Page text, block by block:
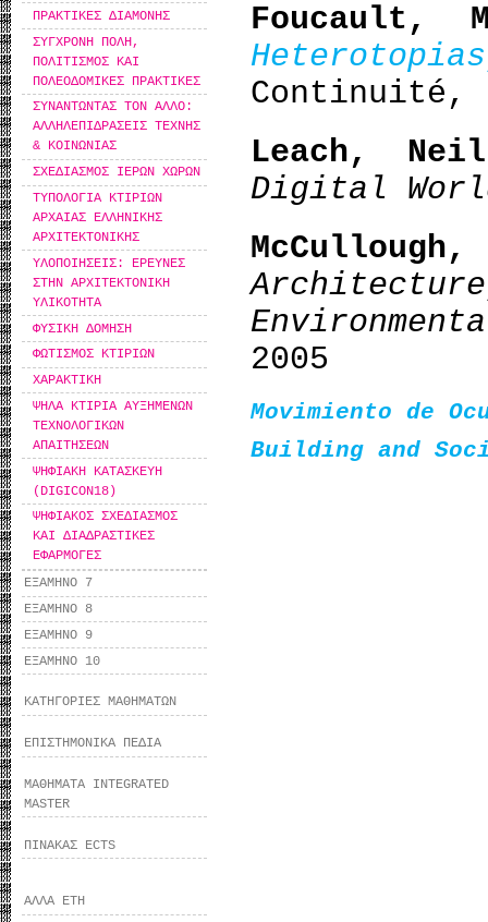
ΠΡΑΚΤΙΚΕΣ ΔΙΑΜΟΝΗΣ
ΣΥΓΧΡΟΝΗ ΠΟΛΗ,
ΠΟΛΙΤΙΣΜΟΣ ΚΑΙ
ΠΟΛΕΟΔΟΜΙΚΕΣ ΠΡΑΚΤΙΚΕΣ
ΣΥΝΑΝΤΩΝΤΑΣ ΤΟΝ ΑΛΛΟ:
ΑΛΛΗΛΕΠΙΔΡΑΣΕΙΣ ΤΕΧΝΗΣ
& ΚΟΙΝΩΝΙΑΣ
ΣΧΕΔΙΑΣΜΟΣ ΙΕΡΩΝ ΧΩΡΩΝ
ΤΥΠΟΛΟΓΙΑ ΚΤΙΡΙΩΝ
ΑΡΧΑΙΑΣ ΕΛΛΗΝΙΚΗΣ
ΑΡΧΙΤΕΚΤΟΝΙΚΗΣ
ΥΛΟΠΟΙΗΣΕΙΣ: ΕΡΕΥΝΕΣ
ΣΤΗΝ ΑΡΧΙΤΕΚΤΟΝΙΚΗ
ΥΛΙΚΟΤΗΤΑ
ΦΥΣΙΚΗ ΔΟΜΗΣΗ
ΦΩΤΙΣΜΟΣ ΚΤΙΡΙΩΝ
ΧΑΡΑΚΤΙΚΗ
ΨΗΛΑ ΚΤΙΡΙΑ ΑΥΞΗΜΕΝΩΝ
ΤΕΧΝΟΛΟΓΙΚΩΝ
ΑΠΑΙΤΗΣΕΩΝ
ΨΗΦΙΑΚΗ ΚΑΤΑΣΚΕΥΗ
(DIGICON18)
ΨΗΦΙΑΚΟΣ ΣΧΕΔΙΑΣΜΟΣ
ΚΑΙ ΔΙΑΔΡΑΣΤΙΚΕΣ
ΕΦΑΡΜΟΓΕΣ
ΕΞΑΜΗΝΟ 7
ΕΞΑΜΗΝΟ 8
ΕΞΑΜΗΝΟ 9
ΕΞΑΜΗΝΟ 10
ΚΑΤΗΓΟΡΙΕΣ ΜΑΘΗΜΑΤΩΝ
ΕΠΙΣΤΗΜΟΝΙΚΑ ΠΕΔΙΑ
ΜΑΘΗΜΑΤΑ INTEGRATED
MASTER
ΠΙΝΑΚΑΣ ECTS
ΑΛΛΑ ΕΤΗ
Foucault,
Continuité,
Leach,
Digital
McCullough,
2005
Movimiento de
Building and